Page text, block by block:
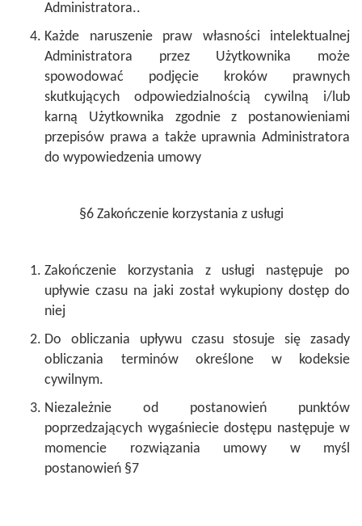
Administratora..
Każde naruszenie praw własności intelektualnej
Administratora przez Użytkownika może
spowodować podjęcie kroków prawnych
skutkujących odpowiedzialnością cywilną i/lub
karną Użytkownika zgodnie z postanowieniami
przepisów prawa a także uprawnia Administratora
do wypowiedzenia umowy
§6 Zakończenie korzystania z usługi
Zakończenie korzystania z usługi następuje po
upływie czasu na jaki został wykupiony dostęp do
niej
Do obliczania upływu czasu stosuje się zasady
obliczania terminów określone w kodeksie
cywilnym.
Niezależnie od postanowień punktów
poprzedzających wygaśniecie dostępu następuje w
momencie rozwiązania umowy w myśl
postanowień §7